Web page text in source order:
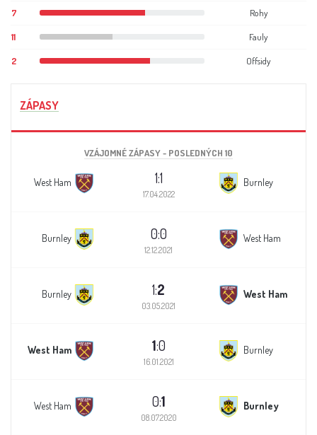
7 Rohy
11 Fauly
2 Offsidy
ZÁPASY
VZÁJOMNÉ ZÁPASY - POSLEDNÝCH 10
West Ham 1:1
17.04.2022
Burnley
Burnley 0:0
12.12.2021
West Ham
Burnley 1:2
03.05.2021
West Ham
West Ham 1:0
16.01.2021
Burnley
West Ham 0:1
08.07.2020
Burnley